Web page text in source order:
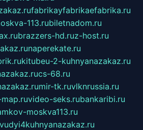
fabrikayfabrikaefabrika.ru
113.rubiletnadom.ru
brazzers-hd.ruz-host.ru
naperekate.ru
kitubeu-2-kuhnyanazakaz.ru
cs-68.ru
mir-tk.ruvlknrussia.ru
video-seks.rubankaribi.ru
moskva113.ru